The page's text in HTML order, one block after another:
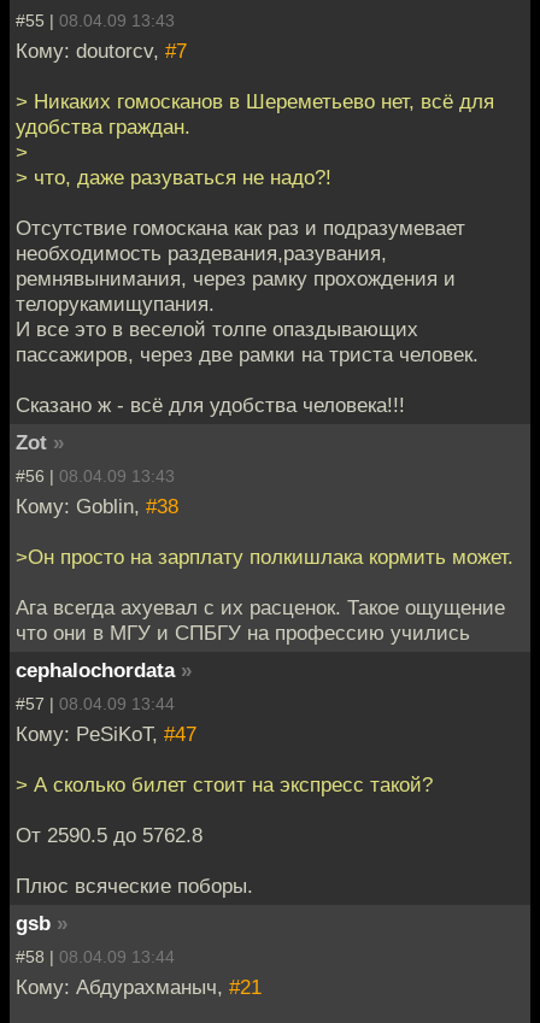
#55 | 08.04.09 13:43
Кому: doutorcv, #7
> Никаких гомосканов в Шереметьево нет, всё для
удобства граждан.
>
> что, даже разуваться не надо?!
Отсутствие гомоскана как раз и подразумевает
необходимость раздевания,разувания,
ремнявынимания, через рамку прохождения и
телорукамищупания.
И все это в веселой толпе опаздывающих
пассажиров, через две рамки на триста человек.
Сказано ж - всё для удобства человека!!!
Zot »
#56 | 08.04.09 13:43
Кому: Goblin, #38
>Он просто на зарплату полкишлака кормить может.
Ага всегда ахуевал с их расценок. Такое ощущение
что они в МГУ и СПБГУ на профессию учились
cephalochordata »
#57 | 08.04.09 13:44
Кому: PeSiKoT, #47
> А сколько билет стоит на экспресс такой?
От 2590.5 до 5762.8
Плюс всяческие поборы.
gsb »
#58 | 08.04.09 13:44
Кому: Абдурахманыч, #21